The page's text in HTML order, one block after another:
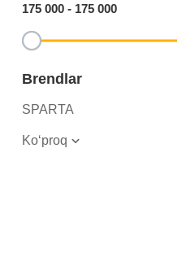
175 000 - 175 000
Brendlar
SPARTA
Ko‘proq